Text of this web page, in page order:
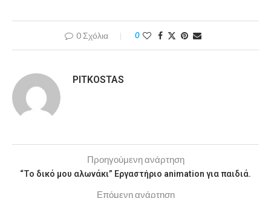
0 Σχόλια 0
PITKOSTAS
Προηγούμενη ανάρτηση
“Το δικό μου αλωνάκι” Εργαστήριο animation για παιδιά.
Επόμενη ανάρτηση